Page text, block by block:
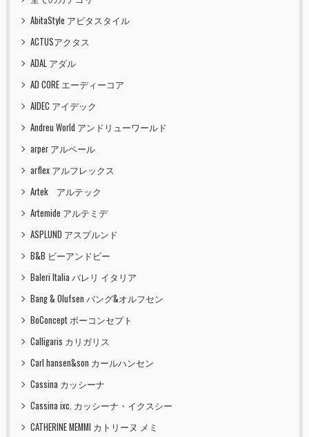
AbitaStyle アビタスタイル
ACTUSアクタス
ADAL アダル
AD CORE エーディーコア
AIDEC アイデック
Andreu World アンドリューワールド
arper アルペール
arflex アルフレックス
Artek アルテック
Artemide アルテミデ
ASPLUND アスプルンド
B&B ビーアンドビー
Baleri Italia バレリ イタリア
Bang & Olufsen バング&オルフセン
BoConcept ボーコンセプト
Calligaris カリガリス
Carl hansen&son カールハンセン
Cassina カッシーナ
Cassina ixc. カッシーナ・イクスシー
CATHERINE MEMMI カトリーヌ メミ